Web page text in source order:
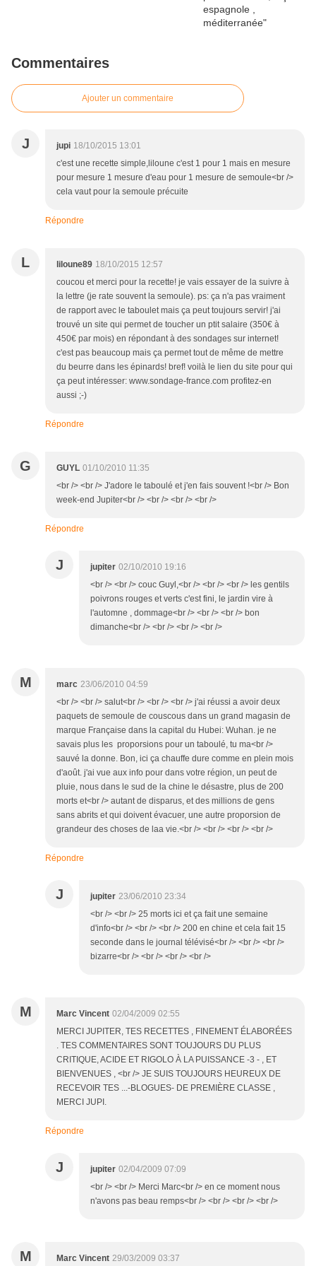
Commentaires
Ajouter un commentaire
J jupi 18/10/2015 13:01
c'est une recette simple,liloune c'est 1 pour 1 mais en mesure
pour mesure 1 mesure d'eau pour 1 mesure de semoule<br />
cela vaut pour la semoule précuite
Répondre
L liloune89 18/10/2015 12:57
coucou et merci pour la recette! je vais essayer de la suivre à
la lettre (je rate souvent la semoule). ps: ça n'a pas vraiment
de rapport avec le taboulet mais ça peut toujours servir! j'ai
trouvé un site qui permet de toucher un ptit salaire (350€ à
450€ par mois) en répondant à des sondages sur internet!
c'est pas beaucoup mais ça permet tout de même de mettre
du beurre dans les épinards! bref! voilà le lien du site pour qui
ça peut intéresser: www.sondage-france.com profitez-en
aussi ;-)
Répondre
G GUYL 01/10/2010 11:35
<br /> <br /> J'adore le taboulé et j'en fais souvent !<br /> Bon
week-end Jupiter<br /> <br /> <br /> <br />
Répondre
J jupiter 02/10/2010 19:16
<br /> <br /> couc Guyl,<br /> <br /> <br /> les gentils
poivrons rouges et verts c'est fini, le jardin vire à
l'automne , dommage<br /> <br /> <br /> bon
dimanche<br /> <br /> <br /> <br />
M marc 23/06/2010 04:59
<br /> <br /> salut<br /> <br /> <br /> j'ai réussi a avoir deux
paquets de semoule de couscous dans un grand magasin de
marque Française dans la capital du Hubei: Wuhan. je ne
savais plus les proporsions pour un taboulé, tu ma<br />
sauvé la donne. Bon, ici ça chauffe dure comme en plein mois
d'août. j'ai vue aux info pour dans votre région, un peut de
pluie, nous dans le sud de la chine le désastre, plus de 200
morts et<br /> autant de disparus, et des millions de gens
sans abrits et qui doivent évacuer, une autre proporsion de
grandeur des choses de laa vie.<br /> <br /> <br /> <br />
Répondre
J jupiter 23/06/2010 23:34
<br /> <br /> 25 morts ici et ça fait une semaine
d'info<br /> <br /> <br /> 200 en chine et cela fait 15
seconde dans le journal télévisé<br /> <br /> <br />
bizarre<br /> <br /> <br /> <br />
M Marc Vincent 02/04/2009 02:55
MERCI JUPITER, TES RECETTES , FINEMENT ÉLABORÉES
. TES COMMENTAIRES SONT TOUJOURS DU PLUS
CRITIQUE, ACIDE ET RIGOLO À LA PUISSANCE -3 - , ET
BIENVENUES , <br /> JE SUIS TOUJOURS HEUREUX DE
RECEVOIR TES ...-BLOGUES- DE PREMIÈRE CLASSE ,
MERCI JUPI.
Répondre
J jupiter 02/04/2009 07:09
<br /> <br /> Merci Marc<br /> en ce moment nous
n'avons pas beau remps<br /> <br /> <br /> <br />
M Marc Vincent 29/03/2009 03:37